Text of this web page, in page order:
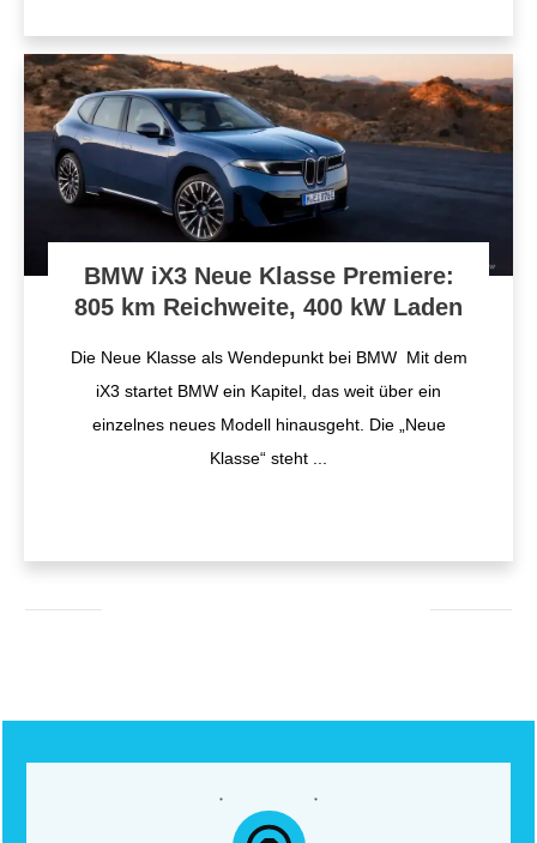
BMW iX3 Neue Klasse Premiere:
805 km Reichweite, 400 kW Laden
Die Neue Klasse als Wendepunkt bei BMW Mit dem
iX3 startet BMW ein Kapitel, das weit über ein
einzelnes neues Modell hinausgeht. Die „Neue
Klasse“ steht